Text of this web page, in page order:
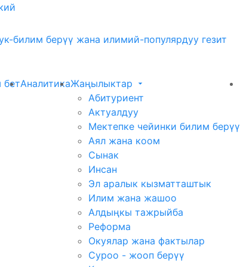
билим берүү жана илимий-популярдуу гезит
АналитикаЖаңылыктар
Абитуриент
Актуалдуу
Мектепке чейинки билим берүү
Аял жана коом
Сынак
Инсан
Эл аралык кызматташтык
Илим жана жашоо
Алдыңкы тажрыйба
Реформа
Окуялар жана фактылар
Суроо - жооп берүү